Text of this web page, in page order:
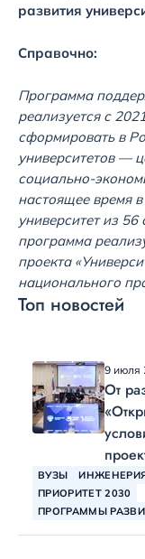
развития
Справочно:
Программа
реализуется с
сформировать в
университетов —
социально-
настоящее время
университет из
программа
проекта
национального
Топ новостей
9 июля
От
ВУЗЫ
ПРИОРИТЕТ 2030
ПРОГРАММЫ